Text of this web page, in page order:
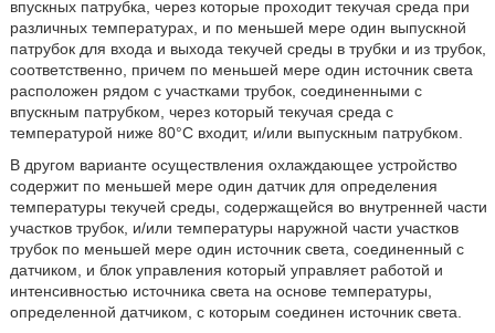
впускных патрубка, через которые проходит текучая среда при
различных температурах, и по меньшей мере один выпускной
патрубок для входа и выхода текучей среды в трубки и из трубок,
соответственно, причем по меньшей мере один источник света
расположен рядом с участками трубок, соединенными с
впускным патрубком, через который текучая среда с
температурой ниже 80°C входит, и/или выпускным патрубком.
В другом варианте осуществления охлаждающее устройство
содержит по меньшей мере один датчик для определения
температуры текучей среды, содержащейся во внутренней части
участков трубок, и/или температуры наружной части участков
трубок по меньшей мере один источник света, соединенный с
датчиком, и блок управления который управляет работой и
интенсивностью источника света на основе температуры,
определенной датчиком, с которым соединен источник света.